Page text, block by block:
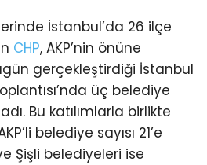
İstanbul’da 26 ilçe
CHP, AKP’nin önüne
gerçekleştirdiği İstanbul
üç belediye
Bu katılımlarla birlikte
belediye sayısı 21’e
Şişli belediyeleri ise